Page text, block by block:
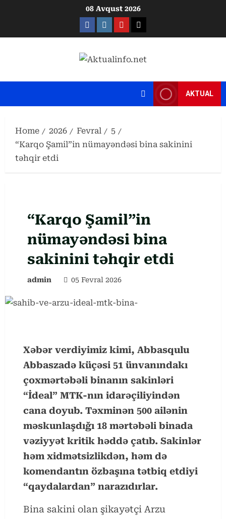
08 Avqust 2026
FacebookInstagram
Youtube
X
AKTUAL
Home 2026 Fevral
5
“Karqo Şamil”in nümayəndəsi bina sakinini
təhqir etdi
“Karqo Şamil”in
nümayəndəsi bina
sakinini təhqir etdi
admin 05 Fevral 2026
Xəbər verdiyimiz kimi, Abbasqulu
Abbaszadə küçəsi 51 ünvanındakı
çoxmərtəbəli binanın sakinləri
“İdeal” MTK-nın idarəçiliyindən
cana doyub. Təxminən 500 ailənin
məskunlaşdığı 18 mərtəbəli binada
vəziyyət kritik həddə çatıb. Sakinlər
həm xidmətsizlikdən, həm də
komendantın özbaşına tətbiq etdiyi
“qaydalardan” narazıdırlar.
Bina sakini olan şikayətçi Arzu